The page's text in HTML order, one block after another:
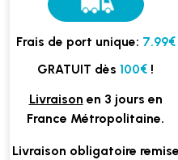
Frais de port unique: 7.99€
GRATUIT dès 100€ !
Livraison en 3 jours en
France Métropolitaine.
Livraison obligatoire remise